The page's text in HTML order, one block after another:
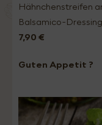
Hähnchenstreifen
Balsamico-
7,90 €
Guten Appetit ?